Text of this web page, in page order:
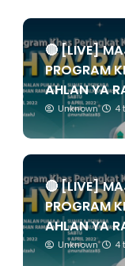
🔴 [LIVE]
PROGRAM
AHLAN YA
Unknown 4
🔴 [LIVE]
PROGRAM
AHLAN YA
Unknown 4